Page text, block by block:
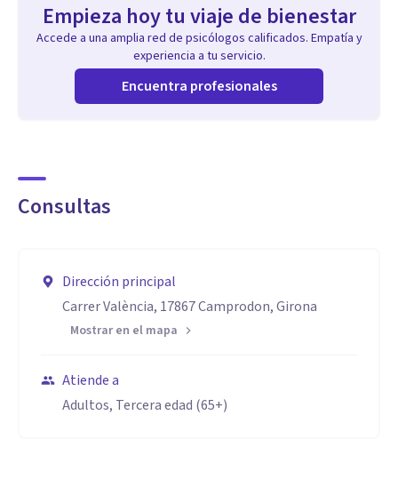
Empieza hoy tu viaje de bienestar
Accede a una amplia red de psicólogos calificados. Empatía y
experiencia a tu servicio.
Encuentra profesionales
Consultas
Dirección principal
Carrer València, 17867 Camprodon, Girona
Mostrar en el mapa
Atiende a
Adultos, Tercera edad (65+)